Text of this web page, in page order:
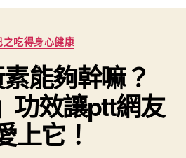
分
類
之吃得身心健康
能夠幹嘛？
功效讓ptt網友
上它！